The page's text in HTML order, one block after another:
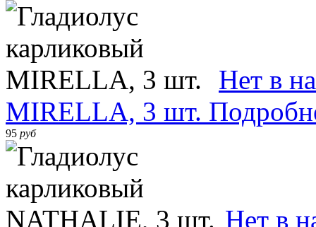
Нет в
MIRELLA, 3 шт.
95 руб
Нет в